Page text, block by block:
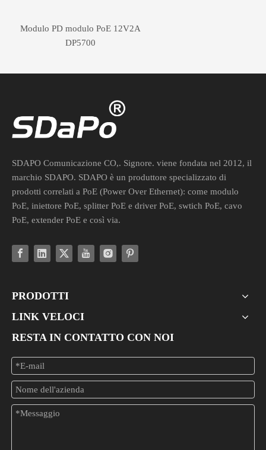
Modulo PD modulo PoE 12V2A
DP5700
SDAPO Comunicazione CO,. Signore. viene fondata nel 2012, il
marchio SDAPO. SDAPO è un produttore specializzato di
prodotti correlati a PoE (Power Over Ethernet): come modulo
PoE, iniettore PoE, splitter PoE e driver PoE, swtich PoE, cavo
PoE, extender PoE e così via.
PRODOTTI
LINK VELOCI
RESTA IN CONTATTO CON NOI